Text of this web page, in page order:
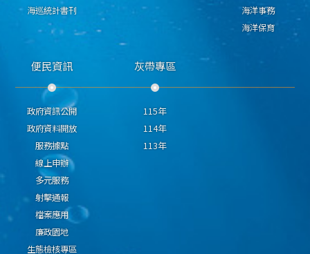
海巡統計書刊
海洋事務
海洋保育
便民資訊
政府資訊公開
政府資料開放
服務據點
線上申辦
多元服務
射擊通報
檔案應用
廉政園地
生態檢核專區
灰帶專區
115年
114年
113年